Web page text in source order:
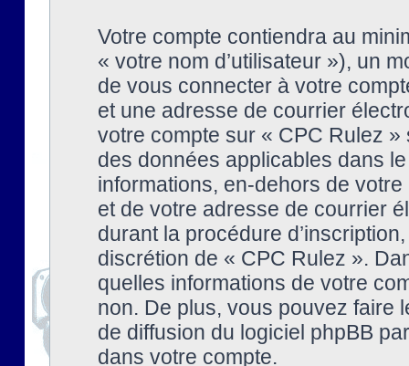
Votre compte contiendra au
« votre nom d’utilisateur »), un
de vous connecter à votre
et une adresse de courrier
votre compte sur « CPC Rulez
des données applicables dans
informations, en-dehors de
et de votre adresse de courrier
durant la procédure
discrétion de « CPC Rulez ».
quelles informations de votre
non. De plus, vous pouvez faire
de diffusion du logiciel phpBB
dans votre compte.